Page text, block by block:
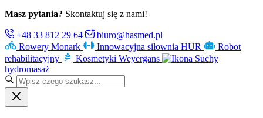
Masz pytania? Skontaktuj się z nami!
+48 33 812 29 64
biuro@hasmed.pl
Rowery Monark
Innowacyjna siłownia HUR
Robot
rehabilitacyjny
Kosmetyki Weyergans
Suchy
hydromasaż